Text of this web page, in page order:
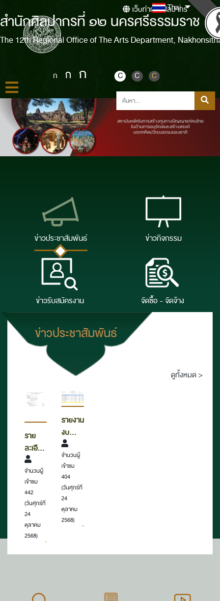
สำนักศิลปากรที่ ๑๒ นครศรีธรรมราช
The 12th Regional Office of The Arts Department,
เว็บท่ากรมศิลปากร
Thai
ก ก ก C C C
ข่าวประชาสัมพันธ์ ข่าวกิจกรรม
ข่าวรับสมัครงาน จัดซื้อ - จัดจ้าง
ข่าวประชาสัมพันธ์
ดูทั้งหมด >
ราย
ละเอียด
บัญชีที่
สำคัญ
ของงบ
ทดลอง
2568
จำนวนผู้
เข้าชม
442
(วันศุกร์ที่
24
ตุลาคม
2568)
รายงาน
งบ
ทดลอง
หน่วย
เบิก
จ่าย
รายปี
ประจำ
งวด 1
2568
จำนวนผู้
เข้าชม
404
(วันศุกร์ที่
24
ตุลาคม
2568)